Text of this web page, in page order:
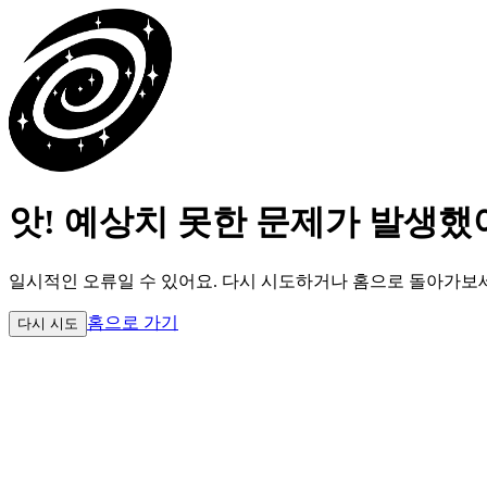
앗! 예상치 못한 문제가 발생했
일시적인 오류일 수 있어요. 다시 시도하거나 홈으로 돌아가보
다시 시도 홈으로 가기